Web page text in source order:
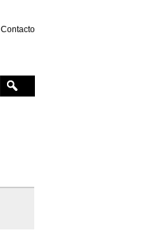
Contacto